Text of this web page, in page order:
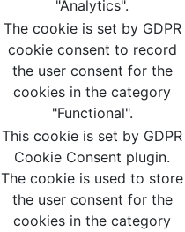
"Analytics".
The cookie is set by GDPR
cookie consent to record
the user consent for the
cookies in the category
"Functional".
This cookie is set by GDPR
Cookie Consent plugin.
The cookie is used to store
the user consent for the
cookies in the category